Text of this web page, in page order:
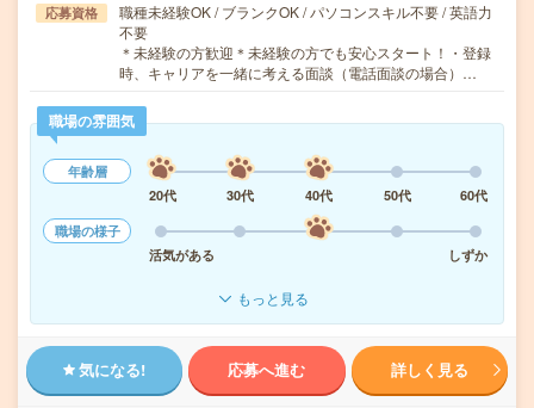
応募資格
職種未経験OK / ブランクOK / パソコンスキル不要 / 英語力
不要
＊未経験の方歓迎＊未経験の方でも安心スタート！・登録
時、キャリアを一緒に考える面談（電話面談の場合）…
職場の雰囲気
年齢層
20代
30代 40代 50代
60代
職場の様子
活気がある
しずか
もっと見る
気になる! 応募へ進む 詳しく見る